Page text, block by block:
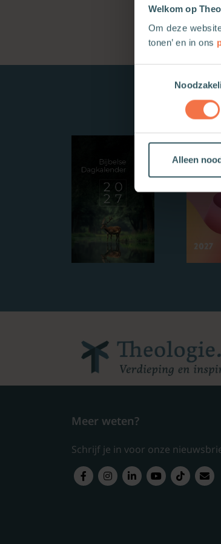
Welkom op
Om deze
tonen’ en in ons
Alleen
Meer weten?
Schrijf je in voor onze